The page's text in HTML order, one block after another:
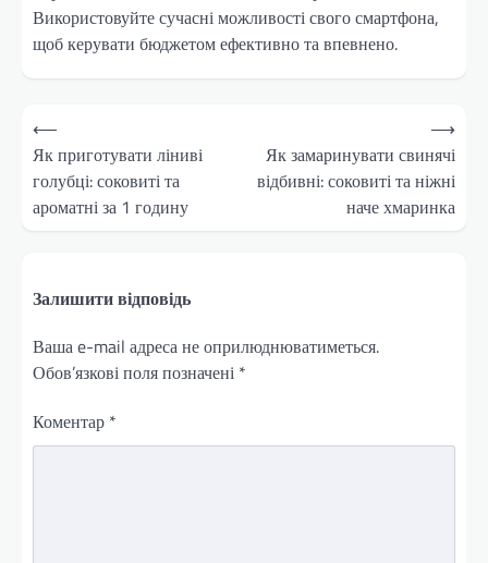
Використовуйте сучасні можливості свого смартфона,
щоб керувати бюджетом ефективно та впевнено.
Навігація
записів
⟵
Як приготувати ліниві
голубці: соковиті та
ароматні за 1 годину
Як замаринувати свинячі
відбивні: соковиті та ніжні
наче хмаринка
⟶
Залишити відповідь
Ваша e-mail адреса не оприлюднюватиметься.
Обов’язкові поля позначені *
Коментар *